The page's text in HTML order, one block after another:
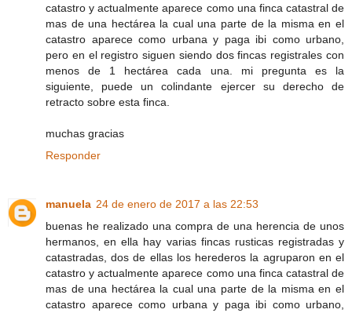
catastro y actualmente aparece como una finca catastral de
mas de una hectárea la cual una parte de la misma en el
catastro aparece como urbana y paga ibi como urbano,
pero en el registro siguen siendo dos fincas registrales con
menos de 1 hectárea cada una. mi pregunta es la
siguiente, puede un colindante ejercer su derecho de
retracto sobre esta finca.
muchas gracias
Responder
manuela 24 de enero de 2017 a las 22:53
buenas he realizado una compra de una herencia de unos
hermanos, en ella hay varias fincas rusticas registradas y
catastradas, dos de ellas los herederos la agruparon en el
catastro y actualmente aparece como una finca catastral de
mas de una hectárea la cual una parte de la misma en el
catastro aparece como urbana y paga ibi como urbano,